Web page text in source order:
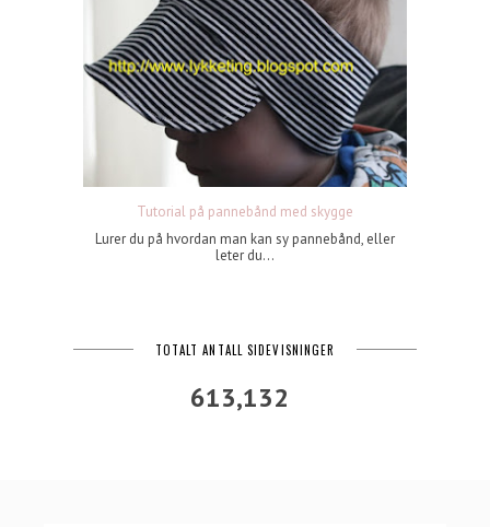
Tutorial på pannebånd med skygge
Lurer du på hvordan man kan sy pannebånd, eller
leter du...
TOTALT ANTALL SIDEVISNINGER
613,132